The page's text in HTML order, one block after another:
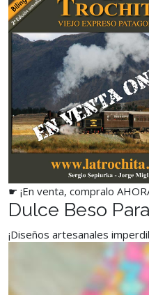
☛ ¡En venta, compralo
Dulce Beso
¡Diseños artesanales